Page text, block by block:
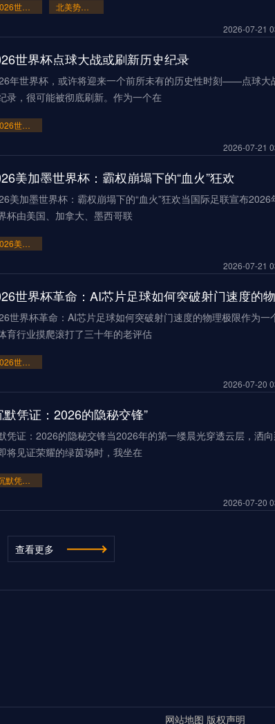
2026世界杯48队新格局：美加墨共筑足球盛宴
北美势力版图全面重构
2026-07-21
世界杯点球大战或刷新历史纪录
年世界杯，或许将迎来一个前所未有的历史性时刻——点球大
录，很可能被彻底刷新。作为一个在
2026世界杯点球大战或刷新历史纪录
2026-07-21
美加墨世界杯：霸权崩塌下的“血火”狂欢
美加墨世界杯：霸权崩塌下的“血火”狂欢当国际足联宣布2026
杯由美国、加拿大、墨西哥联
2026美加墨世界杯：霸权崩塌下的“血火”狂欢
2026-07-21
世界杯革命：AI芯片足球如何突破射门速度的物理极限作为一
育行业摸爬滚打了三十年的老评估
2026世界杯革命：AI芯片足球如何突破射门速度的物理极限
2026-07-20
默凭证：2026的隐秘交锋”
凭证：2026的隐秘交锋当2026年的第一缕晨光穿透云层，洒
将见证荣耀的绿茵场时，我坐在
“沉默凭证：2026的隐秘交锋”
2026-07-20
伦多BMOField扩容至45,500座的世界杯声场适配性仿真分析
查看更多
网站地图 版权声明